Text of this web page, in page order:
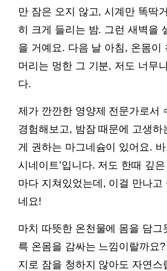
만 잠은 오지 않고, 시계만 똑딱
히 크게 들리는 밤. 그런 새벽을
을 거예요. 다음 날 아침, 온몸이
머리는 멍한 그 기분, 저도 너무
다.
제가 깐깐한 영양제 전문가로서
경험해보고, 밤잠 때문에 고생하
게 권하는 마그네슘이 있어요. 바
시네이트’입니다. 저도 한때 깊
마다 지쳐있었는데, 이걸 만나고
네요!
마치 따뜻한 온천물에 몸을 담그
륵 온몸을 감싸는 느낌이랄까요
지로 잠을 청하지 않아도 자연스